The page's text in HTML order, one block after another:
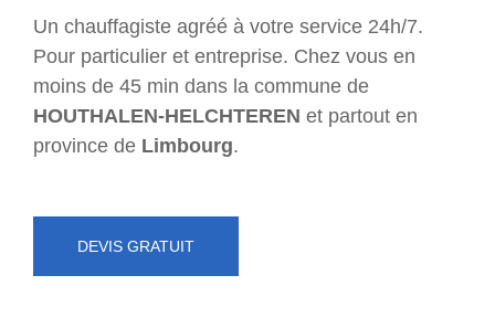
Un chauffagiste agréé à votre service 24h/7.
Pour particulier et entreprise. Chez vous en
moins de 45 min dans la commune de
HOUTHALEN-HELCHTEREN et partout en
province de Limbourg.
DEVIS GRATUIT